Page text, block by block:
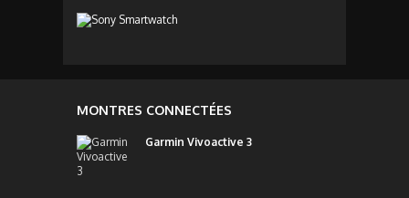
MONTRES CONNECTÉES
Garmin Vivoactive 3